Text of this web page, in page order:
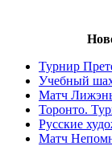
Турнир
Учебный
Матч
Торонто.
Русские
Матч